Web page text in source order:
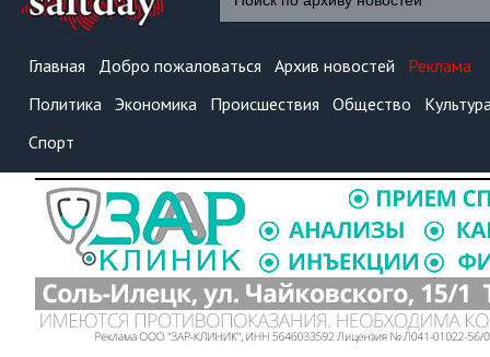
Главная Добро пожаловаться Архив новостей
Реклама
Политика Экономика Происшествия Общество
Спорт